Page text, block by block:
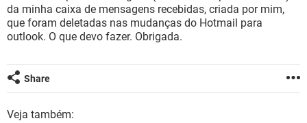
GUIA DE COMPRAS
OUTLOOK EXCEL
INSTAGRAM GMAIL
da minha caixa de mensagens recebidas, criada por mim,
que foram deletadas nas mudanças do Hotmail para
outlook. O que devo fazer. Obrigada.
Share
Veja também: